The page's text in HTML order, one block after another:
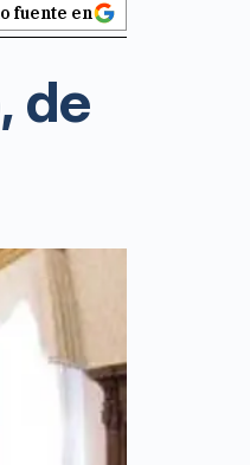
fuente en
de